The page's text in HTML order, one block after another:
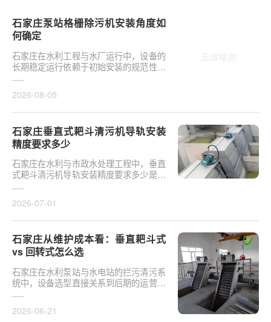
石家庄泵站格栅除污机安装角度如
何确定
石家庄在水利工程与水厂运行中，设备的
长期稳定运行依赖于初始安装的规范性。
对于泵站核心拦污设备而言，其倾斜度直
2026-08-05
石家庄垂直式耙斗清污机导轨安装
精度要求多少
石家庄在水利与市政水处理工程中，垂直
式耙斗清污机导轨安装精度要求多少是决
定设备运行平稳性的核心**。导轨作为耙
2026-07-01
石家庄从维护成本看：垂直耙斗式
vs 回转式怎么选
石家庄在水利泵站与水电站的拦污清污系
统中，设备选型直接关系到后期的运营开
支。探讨从维护成本看：垂直耙斗式 vs
2026-06-21